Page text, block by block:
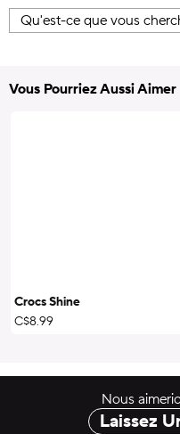
Vous Pourriez Aussi Aimer
Crocs Shine
C$8.99
Nous
Laissez